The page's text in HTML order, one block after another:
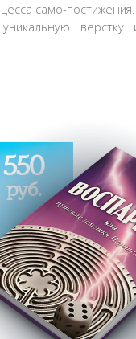
само-постижения.
550
руб.